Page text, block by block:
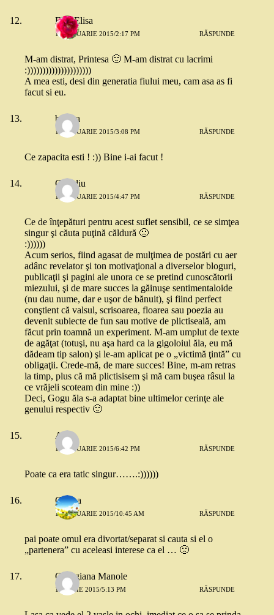
ElisaElisa
14 IANUARIE 2015/2:17 PM RĂSPUNDE
M-am distrat, Printesa 🙂 M-am distrat cu lacrimi
:)))))))))))))))))))))
A mea esti, desi din generatia fiului meu, cam asa as fi
facut si eu.
bianca
14 IANUARIE 2015/3:08 PM RĂSPUNDE
Ce zapacita esti ! :)) Bine i-ai facut !
Claudiu
14 IANUARIE 2015/4:47 PM RĂSPUNDE
Ce de înţepături pentru acest suflet sensibil, ce se simţea
singur şi căuta puţină căldură 🙁
:))))))
Acum serios, fiind agasat de mulţimea de postări cu aer
adânc revelator şi ton motivaţional a diverselor bloguri,
publicaţii şi pagini ale unora ce se pretind cunoscătorii
miezului, şi de mare succes la găinuşe sentimentaloide
(nu dau nume, dar e uşor de bănuit), şi fiind perfect
conştient că valsul, scrisoarea, floarea sau poezia au
devenit subiecte de fun sau motive de plictiseală, am
făcut prin toamnă un experiment. M-am umplut de texte
de agăţat (totuşi, nu aşa hard ca la gigoloiul ăla, eu mă
dădeam tip salon) şi le-am aplicat pe o „victimă ţintă” cu
obligaţii. Crede-mă, de mare succes! Bine, m-am retras
la timp, plus că mă plictisisem şi mă cam buşea râsul la
ce vrăjeli scoteam din mine :))
Deci, Gogu ăla s-a adaptat bine ultimelor cerinţe ale
genului respectiv 🙂
Alex
15 IANUARIE 2015/6:42 PM RĂSPUNDE
Poate ca era tatic singur…….:))))))
Corina
16 IANUARIE 2015/10:45 AM RĂSPUNDE
pai poate omul era divortat/separat si cauta si el o
„partenera” cu aceleasi interese ca el … 🙁
Georgiana Manole
10 IUNIE 2015/5:13 PM RĂSPUNDE